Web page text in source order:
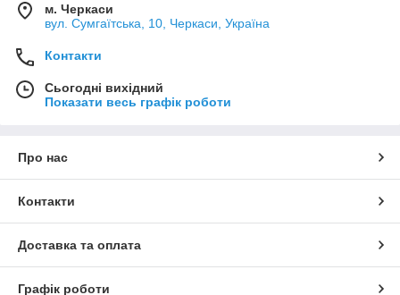
м. Черкаси
вул. Сумгаїтська, 10, Черкаси, Україна
Контакти
Сьогодні вихідний
Показати весь графік роботи
Про нас
Контакти
Доставка та оплата
Графік роботи